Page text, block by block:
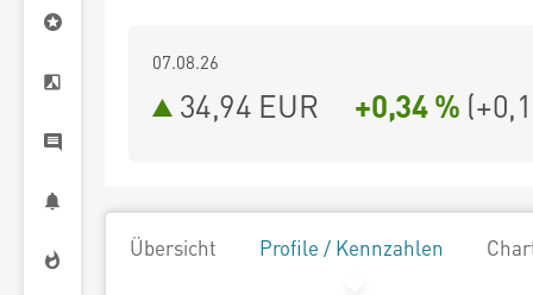
07.08.26
34,94 EUR +0,34 % (
Übersicht Profile / Kennzahlen